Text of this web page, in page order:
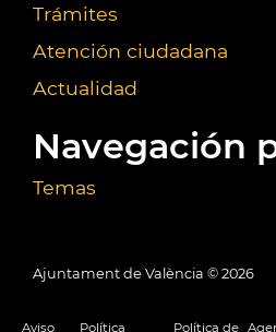
Trámites
Atención ciudadana
Actualidad
Navegación
Temas
Ajuntament de València © 2026
Aviso Política Política de